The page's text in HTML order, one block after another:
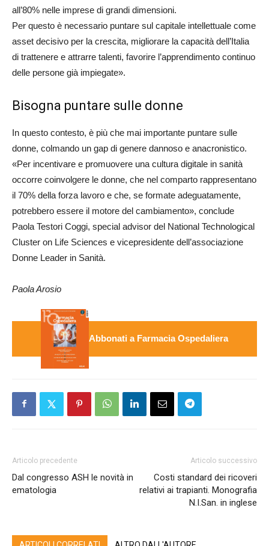
all’80% nelle imprese di grandi dimensioni.
Per questo è necessario puntare sul capitale intellettuale come
asset decisivo per la crescita, migliorare la capacità dell’Italia
di trattenere e attrarre talenti, favorire l’apprendimento continuo
delle persone già impiegate».
Bisogna puntare sulle donne
In questo contesto, è più che mai importante puntare sulle
donne, colmando un gap di genere dannoso e anacronistico.
«Per incentivare e promuovere una cultura digitale in sanità
occorre coinvolgere le donne, che nel comparto rappresentano
il 70% della forza lavoro e che, se formate adeguatamente,
potrebbero essere il motore del cambiamento», conclude
Paola Testori Coggi, special advisor del National Technological
Cluster on Life Sciences e vicepresidente dell’associazione
Donne Leader in Sanità.
Paola Arosio
Abbonati a Farmacia Ospedaliera
Articolo precedente
Dal congresso ASH le novità in
ematologia
Articolo successivo
Costi standard dei ricoveri
relativi ai trapianti. Monografia
N.I.San. in inglese